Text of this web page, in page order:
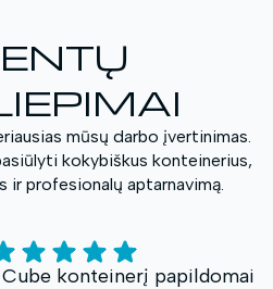
mūsų darbo įvertinimas.
kokybiškus konteinerius,
ir profesionalų aptarnavimą.
konteinerį papildomai